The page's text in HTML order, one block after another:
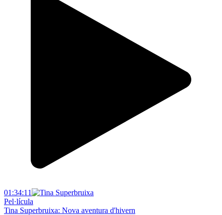
01:34:11
Pel·lícula
Tina Superbruixa: Nova aventura d'hivern